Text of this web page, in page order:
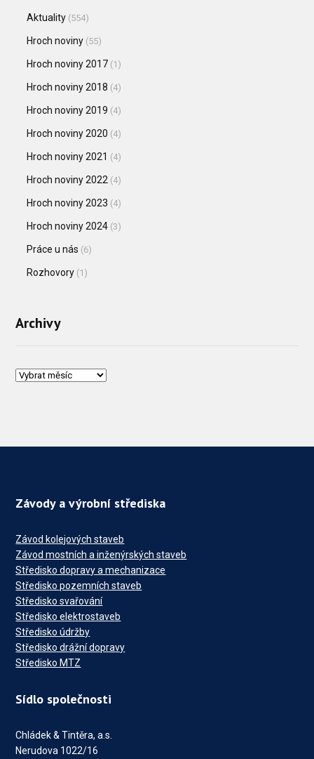
Aktuality (554)
Hroch noviny (55)
Hroch noviny 2017 (1)
Hroch noviny 2018 (4)
Hroch noviny 2019 (4)
Hroch noviny 2020 (4)
Hroch noviny 2021 (4)
Hroch noviny 2022 (4)
Hroch noviny 2023 (4)
Hroch noviny 2024 (3)
Práce u nás (6)
Rozhovory (1)
Archivy
Závody a výrobní střediska
Závod kolejových staveb
Závod mostních a inženýrských staveb
Středisko dopravy a mechanizace
Středisko pozemních staveb
Středisko svařování
Středisko elektrostaveb
Středisko údržby
Středisko drážní dopravy
Středisko MTZ
Sídlo společnosti
Chládek & Tintěra, a.s.
Nerudova 1022/16